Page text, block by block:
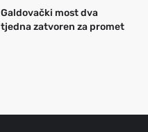
Galdovački most dva
tjedna zatvoren za promet